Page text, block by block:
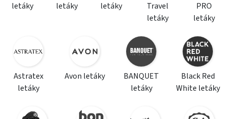
letáky
letáky
letáky
Travel
letáky
PRO
letáky
Astratex
letáky
Avon letáky
BANQUET
letáky
Black Red
White letáky